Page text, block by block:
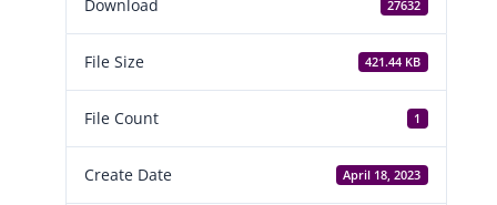
Download 27632
File Size 421.44 KB
File Count 1
Create Date April 18, 2023